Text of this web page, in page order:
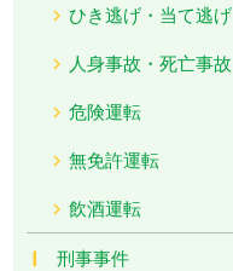
ひき逃げ・当て逃げ
人身事故・死亡事故
危険運転
無免許運転
飲酒運転
刑事事件